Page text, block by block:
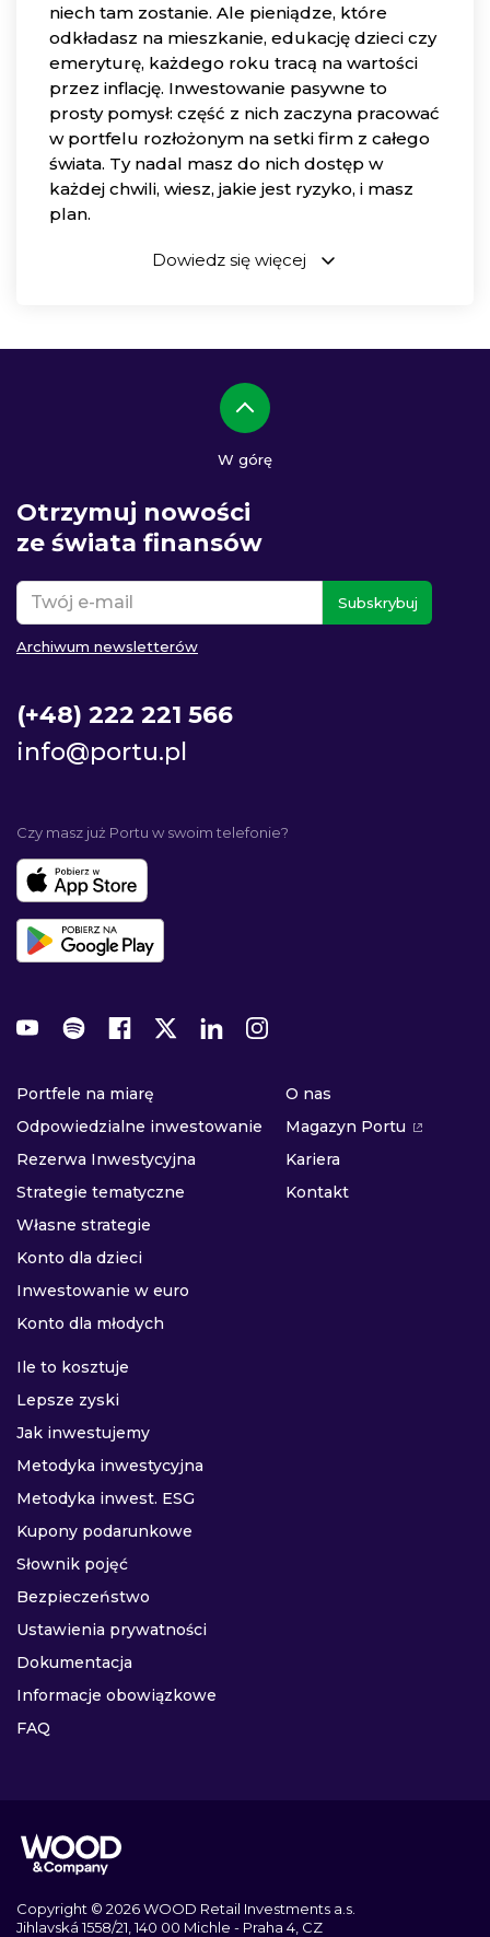
niech tam zostanie. Ale pieniądze, które
odkładasz na mieszkanie, edukację dzieci czy
emeryturę, każdego roku tracą na wartości
przez inflację. Inwestowanie pasywne to
prosty pomysł: część z nich zaczyna pracować
w portfelu rozłożonym na setki firm z całego
świata. Ty nadal masz do nich dostęp w
każdej chwili, wiesz, jakie jest ryzyko, i masz
plan.
Dowiedz się więcej
Otrzymuj nowości
ze świata finansów
Subskrybuj
Archiwum newsletterów
W górę
(+48) 222 221 566
info@portu.pl
Czy masz już Portu w swoim telefonie?
Portfele na miarę
Odpowiedzialne inwestowanie
Rezerwa Inwestycyjna
Strategie tematyczne
Własne strategie
Konto dla dzieci
Inwestowanie w euro
Konto dla młodych
Ile to kosztuje
Lepsze zyski
Jak inwestujemy
Metodyka inwestycyjna
Metodyka inwest. ESG
Kupony podarunkowe
Słownik pojęć
Bezpieczeństwo
Ustawienia prywatności
Dokumentacja
Informacje obowiązkowe
FAQ
O nas
Magazyn Portu
Kariera
Kontakt
Copyright © 2026 WOOD Retail Investments a.s.
Jihlavská 1558/21, 140 00 Michle - Praha 4, CZ